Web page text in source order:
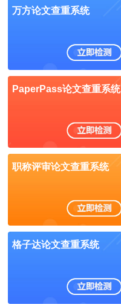
万方论文查重系统
PaperPass论文查重系统
职称评审论文查重系统
格子达论文查重系统